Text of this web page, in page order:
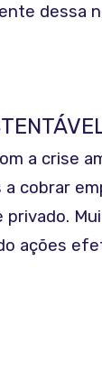
dessa
a crise
cobrar
ações